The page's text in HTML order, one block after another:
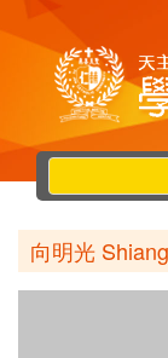
向明光